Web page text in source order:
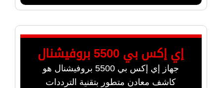
إي إكس بي 5500 بروفيشنال
جهاز إي إكس بي 5500 بروفيشنال هو
كاشف معادن متطور بتقنية الترددات